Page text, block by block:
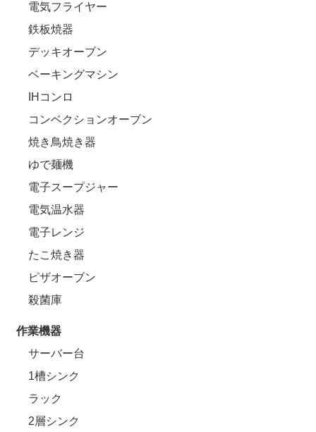
電気フライヤー
鉄板焼器
デッキオーブン
ベーキングマシン
IHコンロ
コンベクションオーブン
焼き鳥焼き器
ゆで麺機
電子スープジャー
電気温水器
電子レンジ
たこ焼き器
ピザオーブン
殺菌庫
作業機器
サーバー台
1槽シンク
ラック
2層シンク